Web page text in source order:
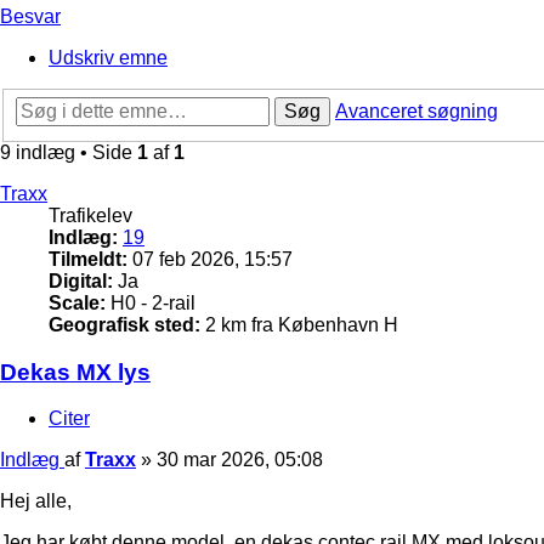
Besvar
Udskriv emne
Søg
Avanceret søgning
9 indlæg • Side 1 af 1
Traxx
Trafikelev
Indlæg: 19
Tilmeldt: 07 feb 2026, 15:57
Digital: Ja
Scale: H0 - 2-rail
Geografisk sted: 2 km fra København H
Dekas MX lys
Citer
Indlæg afTraxx » 30 mar 2026, 05:08
Hej alle,